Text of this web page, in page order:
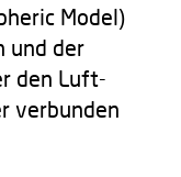
Model)
und der
den Luft-
verbunden